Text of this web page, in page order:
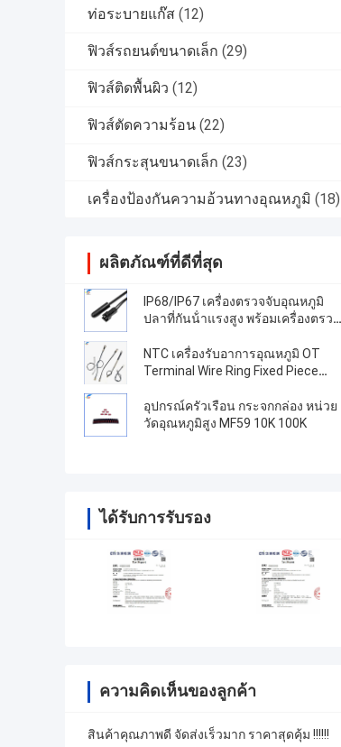
ท่อระบายแก๊ส (12)
ฟิวส์รถยนต์ขนาดเล็ก (29)
ฟิวส์ติดพื้นผิว (12)
ฟิวส์ตัดความร้อน (22)
ฟิวส์กระสุนขนาดเล็ก (23)
เครื่องป้องกันความอ้วนทางอุณหภูมิ (18)
ผลิตภัณฑ์ที่ดีที่สุด
IP68/IP67 เครื่องตรวจจับอุณหภูมิ
ปลาที่กันน้ําแรงสูง พร้อมเครื่องตรวจ
NTC เครื่องรับอาการอุณหภูมิ OT
Terminal Wire Ring Fixed Piece
ละเอียดสูง
อุปกรณ์ครัวเรือน กระจกกล่อง หน่วย
วัดอุณหภูมิสูง MF59 10K 100K
ได้รับการรับรอง
ความคิดเห็นของลูกค้า
สินค้าคุณภาพดี จัดส่งเร็วมาก ราคาสุดคุ้ม !!!!!!